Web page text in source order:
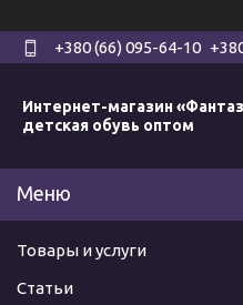
+380 (66) 095-64-10
Интернет-магазин
детская обувь оптом
Товары и услуги
Статьи